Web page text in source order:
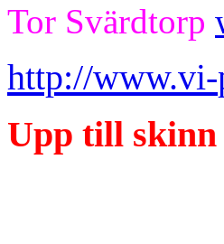
Tor Svärdtorp
http://www.vi-
Upp till skinn